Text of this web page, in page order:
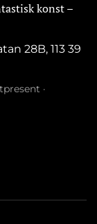
konst –
28B, 113 39
·